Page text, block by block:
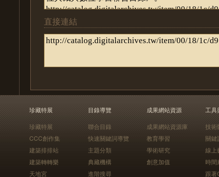
直接連結
珍藏特展
珍藏特展
CCC創作集
建築排排站
建築轉轉樂
天地宮
目錄導覽
聯合目錄
快速關鍵詞導覽
主題分類
典藏機構
進階搜尋
成果網站資源
成果網站資源庫
教育學習
學術研究
創意加值
工具
技術
關鍵
線上
時間
跟